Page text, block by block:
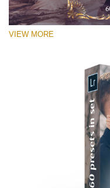
VIEW MORE